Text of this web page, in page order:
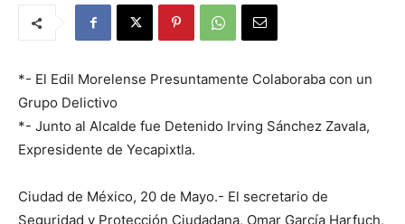
*- El Edil Morelense Presuntamente Colaboraba con un
Grupo Delictivo
*- Junto al Alcalde fue Detenido Irving Sánchez Zavala,
Expresidente de Yecapixtla.
Ciudad de México, 20 de Mayo.- El secretario de
Seguridad y Protección Ciudadana, Omar García Harfuch,